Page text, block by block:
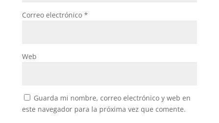
Correo electrónico *
Web
Guarda mi nombre, correo electrónico y web en
este navegador para la próxima vez que comente.